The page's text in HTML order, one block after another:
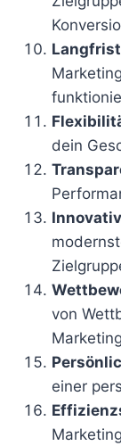
dein
von
einer